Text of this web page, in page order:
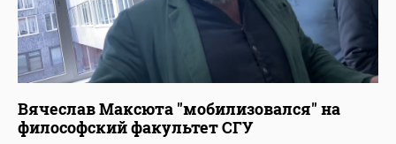
Вячеслав Максюта "мобилизовался" на
философский факультет СГУ